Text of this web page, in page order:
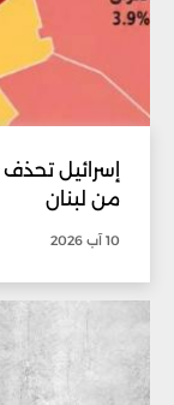
إسرائيل
من لبنان
10 آب 2026